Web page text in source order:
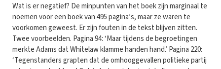
Wat is er negatief? De minpunten van het boek zijn marginaal te
noemen voor een boek van 495 pagina’s, maar ze waren te
voorkomen geweest. Er zijn fouten in de tekst blijven zitten.
Twee voorbeelden. Pagina 94: ‘Maar tijdens de begroetingen
merkte Adams dat Whitelaw klamme handen hand.’ Pagina 220:
‘Tegenstanders grapten dat de omhooggevallen politieke partij